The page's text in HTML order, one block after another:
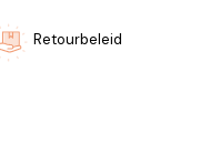
Retourbeleid